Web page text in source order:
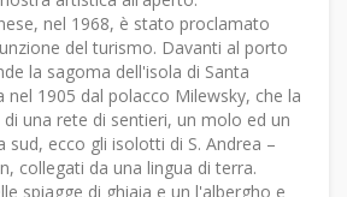
nel 1968, è stato proclamato
del turismo. Davanti al porto
la sagoma dell'isola di Santa
nel 1905 dal polacco Milewsky, che la
una rete di sentieri, un molo ed un
sud, ecco gli isolotti di S. Andrea –
collegati da una lingua di terra.
spiagge di ghiaia e un l'albergho e